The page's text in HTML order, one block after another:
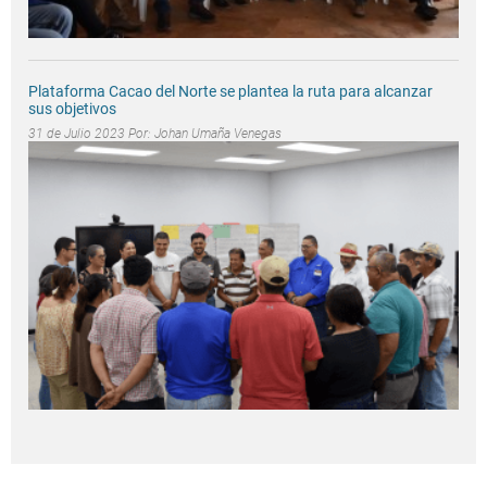
Plataforma Cacao del Norte se plantea la ruta para alcanzar
sus objetivos
31 de Julio 2023 Por: Johan Umaña Venegas